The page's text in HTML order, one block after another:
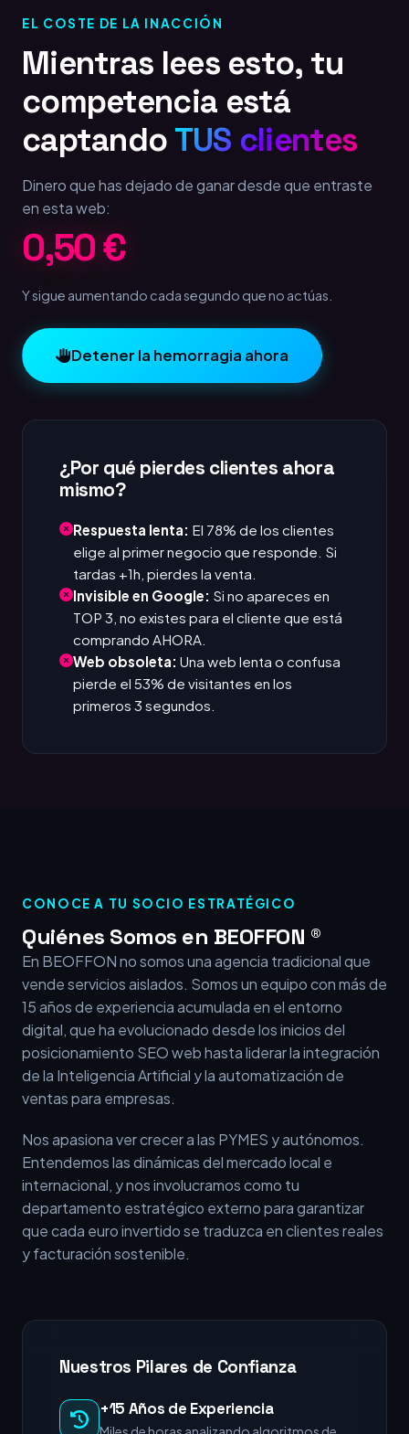
EL COSTE DE LA INACCIÓN
Mientras lees esto, tu
competencia está
captando TUS clientes
Dinero que has dejado de ganar desde que entraste
en esta web:
1,00 €
Y sigue aumentando cada segundo que no actúas.
Detener la hemorragia ahora
¿Por qué pierdes clientes ahora
mismo?
Respuesta lenta: El 78% de los clientes
elige al primer negocio que responde. Si
tardas +1h, pierdes la venta.
Invisible en Google: Si no apareces en
TOP 3, no existes para el cliente que está
comprando AHORA.
Web obsoleta: Una web lenta o confusa
pierde el 53% de visitantes en los
primeros 3 segundos.
CONOCE A TU SOCIO ESTRATÉGICO
Quiénes Somos en BEOFFON ®
En BEOFFON no somos una agencia tradicional que
vende servicios aislados. Somos un equipo con más de
15 años de experiencia acumulada en el entorno
digital, que ha evolucionado desde los inicios del
posicionamiento SEO web hasta liderar la integración
de la Inteligencia Artificial y la automatización de
ventas para empresas.
Nos apasiona ver crecer a las PYMES y autónomos.
Entendemos las dinámicas del mercado local e
internacional, y nos involucramos como tu
departamento estratégico externo para garantizar
que cada euro invertido se traduzca en clientes reales
y facturación sostenible.
Nuestros Pilares de Confianza
+15 Años de Experiencia